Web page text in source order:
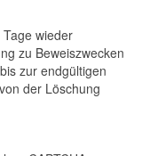
wieder
zu Beweiszwecken
zur endgültigen
der Löschung